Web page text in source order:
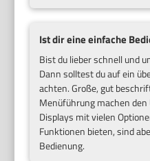
Ist dir eine einfache
Bist du lieber schnell und
Dann solltest du auf ein
achten. Große, gut
Menüführung machen
Displays mit vielen
Funktionen bieten, sind
Bedienung.